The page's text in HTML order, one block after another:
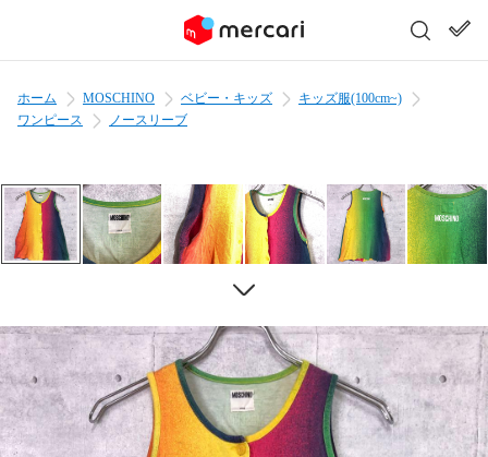
ホーム MOSCHINO ベビー・キッズ
キッズ服(100cm~)
ワンピース
ノースリーブ